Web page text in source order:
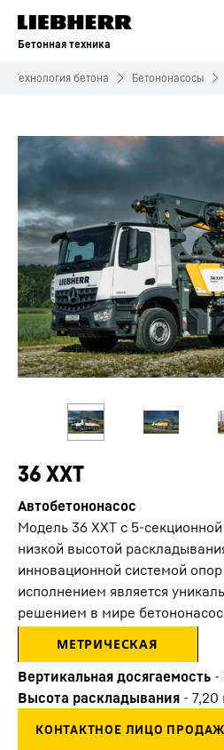
Бетонная техника
Технология бетона Бетононасосы
36 XXT
Автобетононасос
Модель 36 XXT с 5-
низкой высотой
инновационной системой
исполнением является
решением в мире
МЕТРИЧЕСКАЯ
Вертикальная досягаемость -
Высота раскладывания - 7,20